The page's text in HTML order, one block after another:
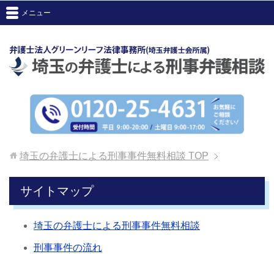
メニュー
埼玉の弁護士による刑事事件無料相談 TOP
サイトマップ
埼玉の弁護士による刑事事件無料相談
刑事事件の流れ